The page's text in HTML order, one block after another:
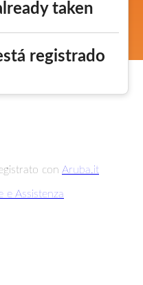
taken
registrado
con Aruba.it
e Assistenza